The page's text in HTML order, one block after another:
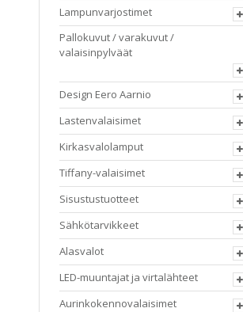
Lampunvarjostimet
Pallokuvut / varakuvut /
valaisinpylväät
Design Eero Aarnio
Lastenvalaisimet
Kirkasvalolamput
Tiffany-valaisimet
Sisustustuotteet
Sähkötarvikkeet
Alasvalot
LED-muuntajat ja virtalähteet
Aurinkokennovalaisimet